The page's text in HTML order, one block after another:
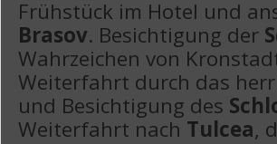
Frühstück im Hotel und
Brasov. Besichtigung der
Wahrzeichen von
Weiterfahrt durch das
und Besichtigung des
Weiterfahrt nach Tulcea,